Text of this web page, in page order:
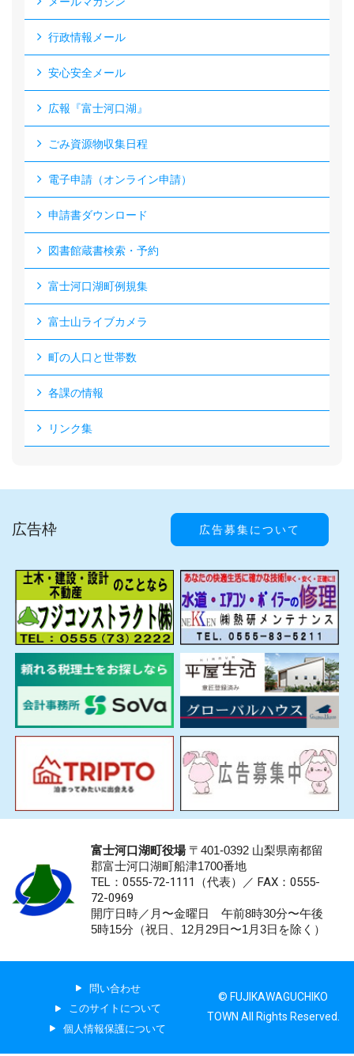
行政情報メール
安心安全メール
広報『富士河口湖』
ごみ資源物収集日程
電子申請（オンライン申請）
申請書ダウンロード
図書館蔵書検索・予約
富士河口湖町例規集
富士山ライブカメラ
町の人口と世帯数
各課の情報
リンク集
広告枠 広告募集について
富士河口湖町役場〒401-0392 山梨県南都留
郡富士河口湖町船津1700番地
TEL：0555-72-1111 （代表）／ FAX：0555-
72-0969
開庁日時／月〜金曜日 午前8時30分〜午後
5時15分（祝日、12月29日〜1月3日を除く）
問い合わせ
このサイトについて
個人情報保護について
© FUJIKAWAGUCHIKO
TOWN All Rights Reserved.